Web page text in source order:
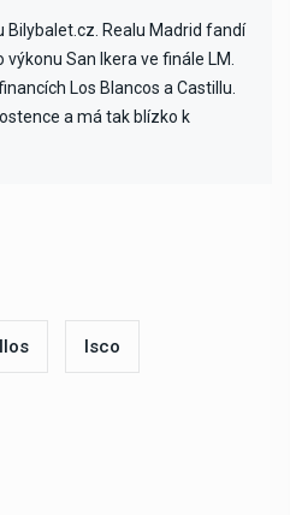
Bilybalet.cz. Realu Madrid fandí
San Ikera ve finále LM.
Los Blancos a Castillu.
a má tak blízko k
Isco